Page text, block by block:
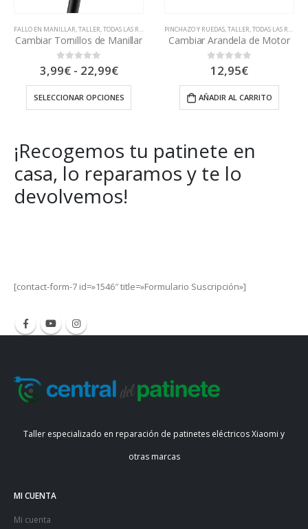
FALLO EN MANILLAR,TALLER,TODAS LAS REAPARACIONES
Cambiar Tornillos de Manillar
0out of 5
3,99€ - 22,99€Rango
precios:
desde
3,99€
SELECCIONAR OPCIONES
PINCHAZO Y RUEDAS,TALLER,TODAS LAS REAPARACIONES
Cambiar Arandela de Motor
0out of 5
12,95€
AÑADIR AL CARRITO
¡Recogemos tu patinete en
casa, lo reparamos y te lo
devolvemos!
[contact-form-7 id=»1546″ title=»Formulario Suscripción»]
Taller especializado en reparación de patinetes eléctricos Xiaomi y
otras marcas
MI CUENTA
Mi cuenta